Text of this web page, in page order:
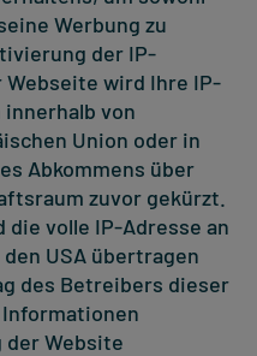
Werbung zu
der IP-
wird Ihre IP-
innerhalb von
Union oder in
Abkommens über
zuvor gekürzt.
die volle IP-Adresse an
USA übertragen
des Betreibers dieser
der Website